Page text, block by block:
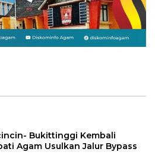
Bukittinggi Kembali
Agam Usulkan Jalur Bypass